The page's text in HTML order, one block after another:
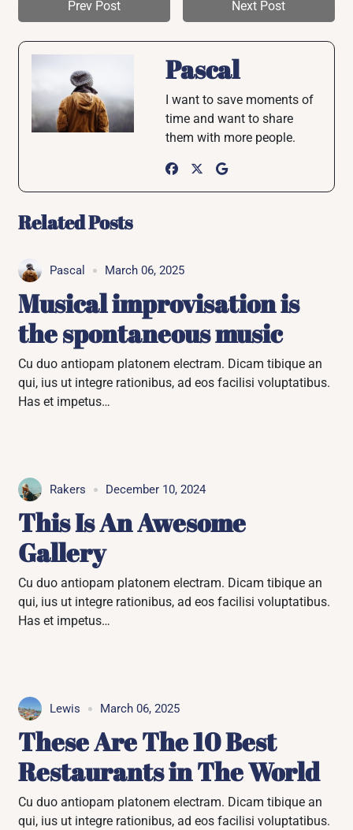
Prev Post Next Post
Pascal
I want to save moments of
time and want to share
them with more people.
Related Posts
Pascal March 06, 2025
Musical improvisation is
the spontaneous music
Cu duo antiopam platonem electram. Dicam tibique an
qui, ius ut integre rationibus, ad eos facilisi voluptatibus.
Has et impetus…
Rakers December 10, 2024
This Is An Awesome
Gallery
Cu duo antiopam platonem electram. Dicam tibique an
qui, ius ut integre rationibus, ad eos facilisi voluptatibus.
Has et impetus…
Lewis March 06, 2025
These Are The 10 Best
Restaurants in The World
Cu duo antiopam platonem electram. Dicam tibique an
qui, ius ut integre rationibus, ad eos facilisi voluptatibus.